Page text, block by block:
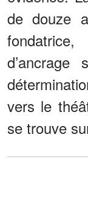
de douze
d’ancrage
vers le
se trouve